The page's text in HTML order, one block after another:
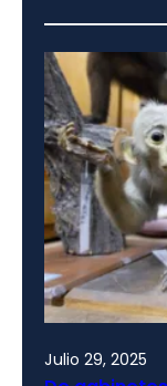
Julio 29, 2025